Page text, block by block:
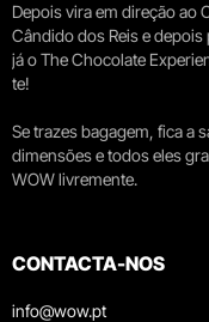
Depois vira em direção ao
Cândido dos Reis e depois
já o The Chocolate
te!
Se trazes bagagem, fica a
dimensões e todos eles
WOW livremente.
CONTACTA-NOS
info@wow.pt